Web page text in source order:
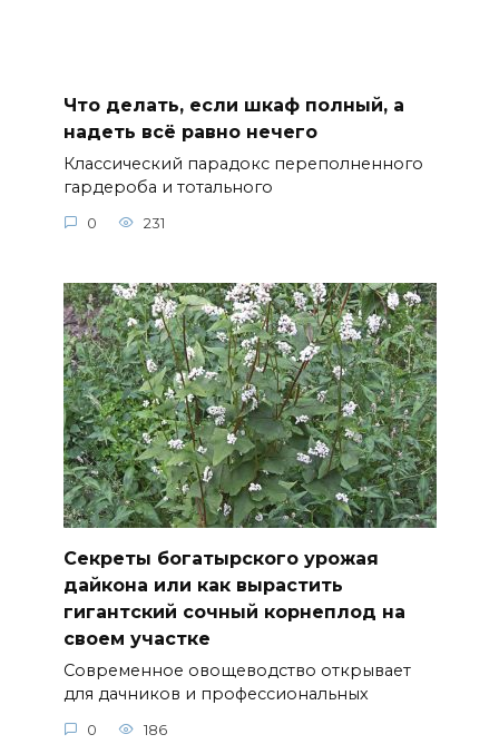
Что делать, если шкаф полный, а
надеть всё равно нечего
Классический парадокс переполненного
гардероба и тотального
0 231
Секреты богатырского урожая
дайкона или как вырастить
гигантский сочный корнеплод на
своем участке
Современное овощеводство открывает
для дачников и профессиональных
0 186